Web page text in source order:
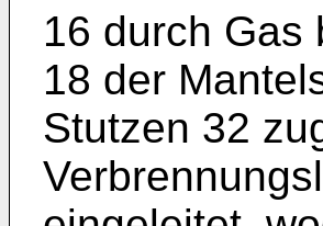
16 durch Gas
18 der
Stutzen 32